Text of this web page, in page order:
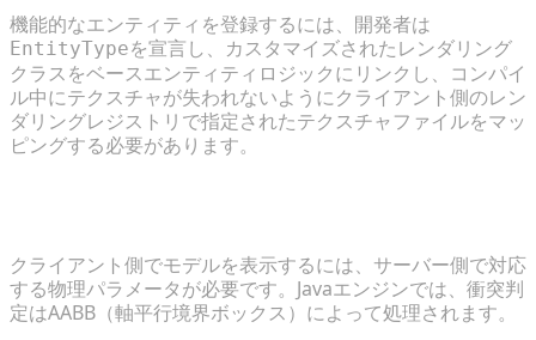
機能的なエンティティを登録するには、開発者は
EntityTypeを宣言し、カスタマイズされたレンダリング
クラスをベースエンティティロジックにリンクし、コンパイ
ル中にテクスチャが失われないようにクライアント側のレン
ダリングレジストリで指定されたテクスチャファイルをマッ
ピングする必要があります。
クライアント側でモデルを表示するには、サーバー側で対応
する物理パラメータが必要です。Javaエンジンでは、衝突判
定はAABB（軸平行境界ボックス）によって処理されます。